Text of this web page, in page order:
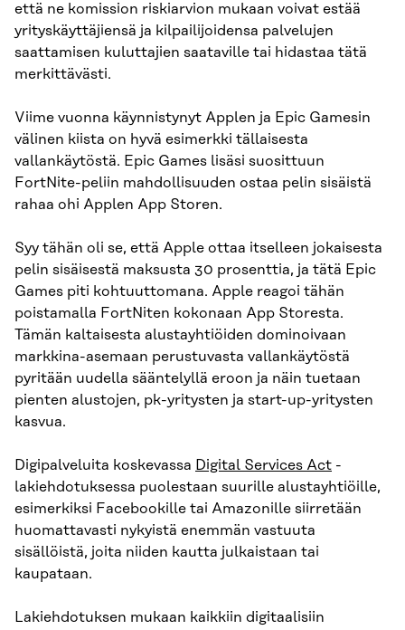
että ne komission riskiarvion mukaan voivat estää
yrityskäyttäjiensä ja kilpailijoidensa palvelujen
saattamisen kuluttajien saataville tai hidastaa tätä
merkittävästi.
Viime vuonna käynnistynyt Applen ja Epic Gamesin
välinen kiista on hyvä esimerkki tällaisesta
vallankäytöstä. Epic Games lisäsi suosittuun
FortNite-peliin mahdollisuuden ostaa pelin sisäistä
rahaa ohi Applen App Storen.
Syy tähän oli se, että Apple ottaa itselleen jokaisesta
pelin sisäisestä maksusta 30 prosenttia, ja tätä Epic
Games piti kohtuuttomana. Apple reagoi tähän
poistamalla FortNiten kokonaan App Storesta.
Tämän kaltaisesta alustayhtiöiden dominoivaan
markkina-asemaan perustuvasta vallankäytöstä
pyritään uudella sääntelyllä eroon ja näin tuetaan
pienten alustojen, pk-yritysten ja start-up-yritysten
kasvua.
Digipalveluita koskevassa Digital Services Act -
lakiehdotuksessa puolestaan suurille alustayhtiöille,
esimerkiksi Facebookille tai Amazonille siirretään
huomattavasti nykyistä enemmän vastuuta
sisällöistä, joita niiden kautta julkaistaan tai
kaupataan.
Lakiehdotuksen mukaan kaikkiin digitaalisiin